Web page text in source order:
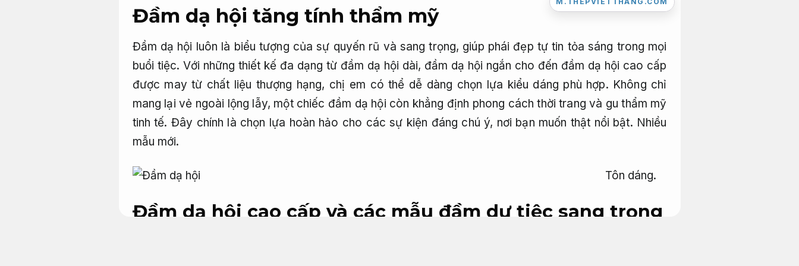
Đầm dạ hội tăng tính thẩm mỹ
Đầm dạ hội luôn là biểu tượng của sự quyến rũ và sang trọng, giúp phái đẹp tự tin tỏa sáng trong mọi
buổi tiệc. Với những thiết kế đa dạng từ đầm dạ hội dài, đầm dạ hội ngắn cho đến đầm dạ hội cao cấp
được may từ chất liệu thượng hạng, chị em có thể dễ dàng chọn lựa kiểu dáng phù hợp. Không chỉ
mang lại vẻ ngoài lộng lẫy, một chiếc đầm dạ hội còn khẳng định phong cách thời trang và gu thẩm mỹ
tinh tế. Đây chính là chọn lựa hoàn hảo cho các sự kiện đáng chú ý, nơi bạn muốn thật nổi bật. Nhiều
mẫu mới.
Tôn dáng.
Đầm dạ hội cao cấp và các mẫu đầm dự tiệc sang trọng